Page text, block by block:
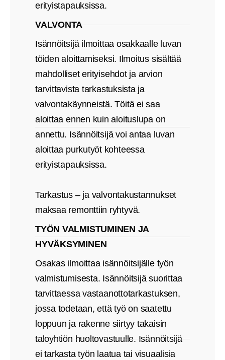
erityistapauksissa.
VALVONTA
Isännöitsijä ilmoittaa osakkaalle luvan
töiden aloittamiseksi. Ilmoitus sisältää
mahdolliset erityisehdot ja arvion
tarvittavista tarkastuksista ja
valvontakäynneistä. Töitä ei saa
aloittaa ennen kuin aloituslupa on
annettu. Isännöitsijä voi antaa luvan
aloittaa purkutyöt kohteessa
erityistapauksissa.
Tarkastus – ja valvontakustannukset
maksaa remonttiin ryhtyvä.
TYÖN VALMISTUMINEN JA
HYVÄKSYMINEN
Osakas ilmoittaa isännöitsijälle työn
valmistumisesta. Isännöitsijä suorittaa
tarvittaessa vastaanottotarkastuksen,
jossa todetaan, että työ on saatettu
loppuun ja rakenne siirtyy takaisin
taloyhtiön huoltovastuulle. Isännöitsijä
ei tarkasta työn laatua tai visuaalisia